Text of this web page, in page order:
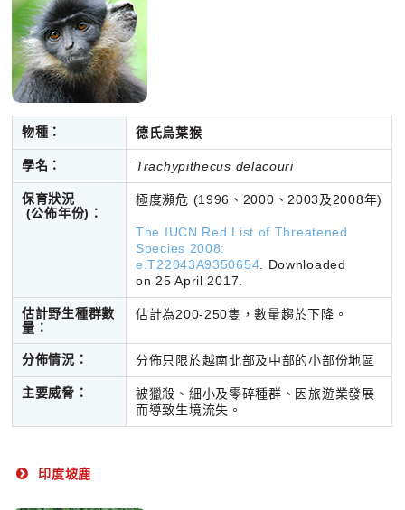
物種： 德氏烏葉猴
學名： Trachypithecus delacouri
保育狀況
(公佈年份) ：
極度瀕危 (1996、2000、2003及2008年)
The IUCN Red List of Threatened
Species 2008:
e.T22043A9350654 . Downloaded
on 25 April 2017.
估計野生種群數
量：
估計為200-250隻，數量趨於下降。
分佈情況： 分佈只限於越南北部及中部的小部份地區
主要威脅：
被獵殺、細小及零碎種群、因旅遊業發展
而導致生境流失。
印度坡鹿